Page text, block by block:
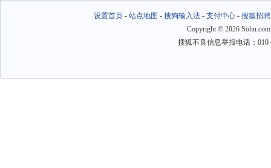
设置首页- 站点地图 - 搜狗输入法- 支付中心- 搜狐招聘
Copyright © 2026
搜狐不良信息举报电话：010